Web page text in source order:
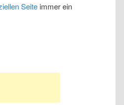
Seite immer ein